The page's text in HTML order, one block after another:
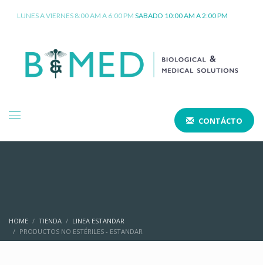
LUNES A VIERNES 8:00 AM A 6:00 PM SABADO 10:00 AM A 2:00 PM
CONTÁCTO
HOME TIENDA
LINEA ESTANDAR
PRODUCTOS NO ESTÉRILES - ESTANDAR